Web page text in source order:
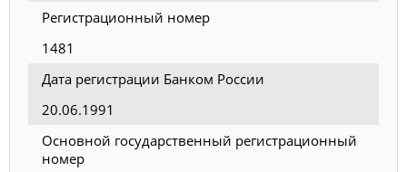
Регистрационный номер
1481
Дата регистрации Банком России
20.06.1991
Основной государственный регистрационный
номер